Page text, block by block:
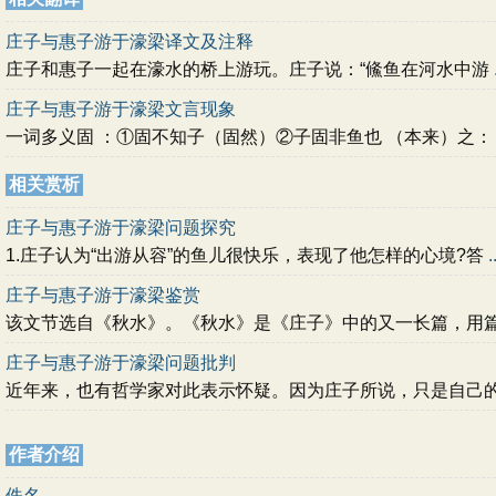
庄子与惠子游于濠梁译文及注释
庄子和惠子一起在濠水的桥上游玩。庄子说：“鯈鱼在河水中游
庄子与惠子游于濠梁文言现象
一词多义固 ：①固不知子（固然）②子固非鱼也 （本来）之：
相关赏析
庄子与惠子游于濠梁问题探究
1.庄子认为“出游从容”的鱼儿很快乐，表现了他怎样的心境?答
庄子与惠子游于濠梁鉴赏
该文节选自《秋水》。《秋水》是《庄子》中的又一长篇，用
庄子与惠子游于濠梁问题批判
近年来，也有哲学家对此表示怀疑。因为庄子所说，只是自己
作者介绍